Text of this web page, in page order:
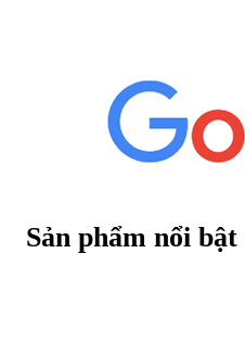
Sản phẩm nổi